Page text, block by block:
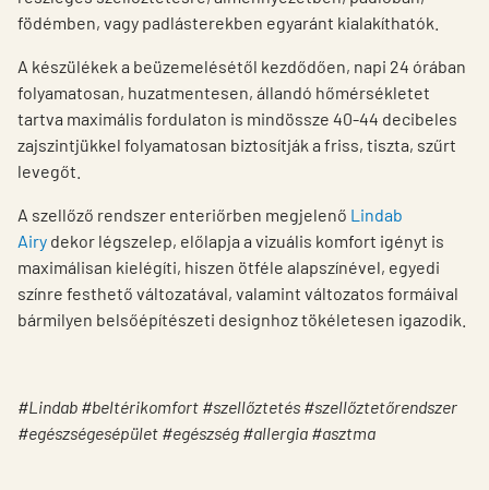
födémben, vagy padlásterekben egyaránt kialakíthatók.
A készülékek a beüzemelésétől kezdődően, napi 24 órában
folyamatosan, huzatmentesen, állandó hőmérsékletet
tartva maximális fordulaton is mindössze 40-44 decibeles
zajszintjükkel folyamatosan biztosítják a friss, tiszta, szűrt
levegőt.
A szellőző rendszer enteriőrben megjelenő Lindab
Airy dekor légszelep, előlapja a vizuális komfort igényt is
maximálisan kielégíti, hiszen ötféle alapszínével, egyedi
színre festhető változatával, valamint változatos formáival
bármilyen belsőépítészeti designhoz tökéletesen igazodik.
#Lindab #beltérikomfort #szellőztetés #szellőztetőrendszer
#egészségesépület #egészség #allergia #asztma